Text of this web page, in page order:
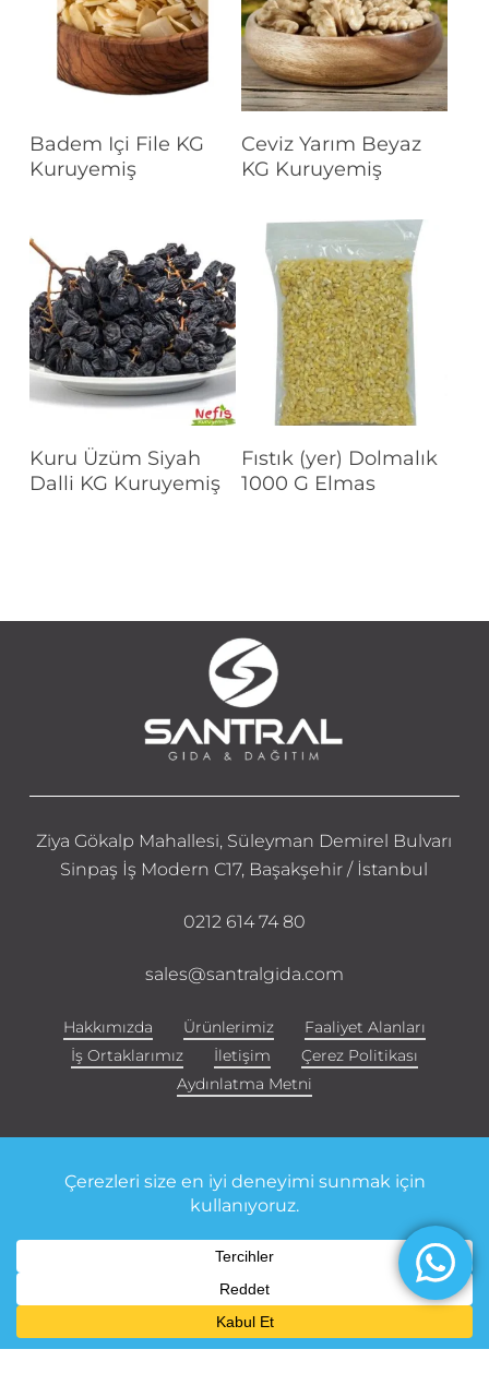
Devamını Oku
Badem Içi File KG
Kuruyemiş
Devamını Oku
Ceviz Yarım Beyaz
KG Kuruyemiş
Devamını Oku
Kuru Üzüm Siyah
Dalli KG Kuruyemiş
Devamını Oku
Fıstık (yer) Dolmalık
1000 G Elmas
Ziya Gökalp Mahallesi, Süleyman Demirel Bulvarı
Sinpaş İş Modern C17, Başakşehir / İstanbul
0212 614 74 80
sales@santralgida.com
Hakkımızda Ürünlerimiz
Faaliyet Alanları
İş Ortaklarımız
İletişim
Çerez Politikası
Aydınlatma Metni